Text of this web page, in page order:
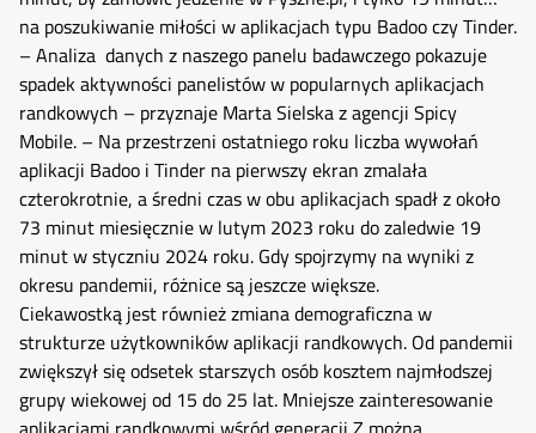
na poszukiwanie miłości w aplikacjach typu Badoo czy Tinder.
– Analiza danych z naszego panelu badawczego pokazuje
spadek aktywności panelistów w popularnych aplikacjach
randkowych – przyznaje Marta Sielska z agencji Spicy
Mobile. – Na przestrzeni ostatniego roku liczba wywołań
aplikacji Badoo i Tinder na pierwszy ekran zmalała
czterokrotnie, a średni czas w obu aplikacjach spadł z około
73 minut miesięcznie w lutym 2023 roku do zaledwie 19
minut w styczniu 2024 roku. Gdy spojrzymy na wyniki z
okresu pandemii, różnice są jeszcze większe.
Ciekawostką jest również zmiana demograficzna w
strukturze użytkowników aplikacji randkowych. Od pandemii
zwiększył się odsetek starszych osób kosztem najmłodszej
grupy wiekowej od 15 do 25 lat. Mniejsze zainteresowanie